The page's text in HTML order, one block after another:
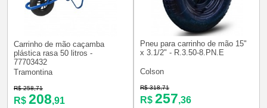
Carrinho de mão caçamba
plástica rasa 50 litros -
77703432
Tramontina
R$ 258,71
R$ 208,91
Pneu para carrinho de mão 15"
x 3.1/2" - R.3.50-8.PN.E
Colson
R$ 318,71
R$ 257,36